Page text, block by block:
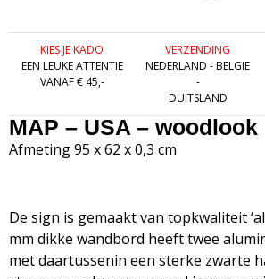
KIES JE KADO
EEN LEUKE ATTENTIE
VANAF € 45,-
VERZENDING
NEDERLAND - BELGIE
-
DUITSLAND
MAP – USA – woodlook
Afmeting 95 x 62 x 0,3 cm
De sign is gemaakt van topkwaliteit
mm dikke wandbord heeft twee
met daartussenin een sterke zwarte